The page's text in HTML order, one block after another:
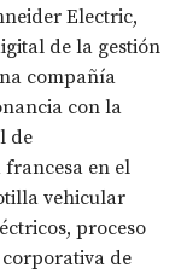
Electric,
de la gestión
compañía
con la
de
en el
vehicular
proceso
de